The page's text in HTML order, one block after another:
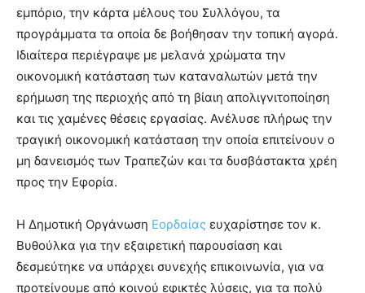
εμπόριο, την κάρτα μέλους του Συλλόγου, τα
προγράμματα τα οποία δε βοήθησαν την τοπική αγορά.
Ιδιαίτερα περιέγραψε με μελανά χρώματα την
οικονομική κατάσταση των καταναλωτών μετά την
ερήμωση της περιοχής από τη βίαιη απολιγνιτοποίηση
και τις χαμένες θέσεις εργασίας. Ανέλυσε πλήρως την
τραγική οικονομική κατάσταση την οποία επιτείνουν ο
μη δανεισμός των Τραπεζών και τα δυσβάστακτα χρέη
προς την Εφορία.
Η Δημοτική Οργάνωση Εορδαίας ευχαρίστησε τον κ.
Βυθούλκα για την εξαιρετική παρουσίαση και
δεσμεύτηκε να υπάρχει συνεχής επικοινωνία, για να
προτείνουμε από κοινού εφικτές λύσεις, για τα πολύ